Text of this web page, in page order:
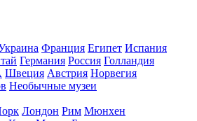
Франция Египет Испания
Германия Россия Голландия
Швеция Австрия Норвегия
Необычные музеи
Лондон Рим Мюнхен